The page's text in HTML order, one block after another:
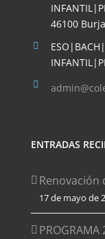
46100
ENTRADAS
Renovación
17 de mayo de
PROGRAMA